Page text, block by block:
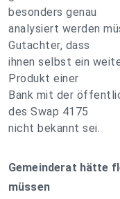
besonders genau
analysiert werden
Gutachter, dass
ihnen selbst ein
Produkt einer
Bank mit der
des Swap 4175
nicht bekannt sei.
Gemeinderat hätte
müssen